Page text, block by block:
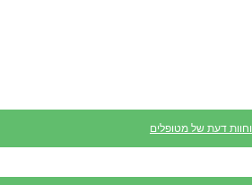
דעת של מטופלים